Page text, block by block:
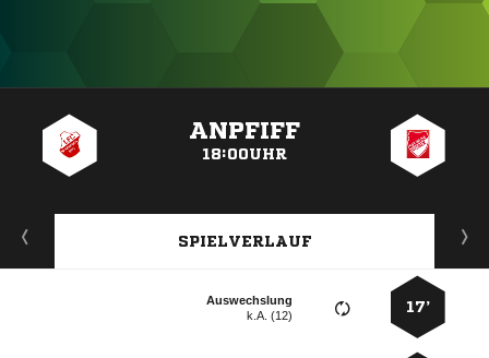
ANPFIFF
18:00UHR
SPIELVERLAUF
17’
Auswechslung
k.A. (12)